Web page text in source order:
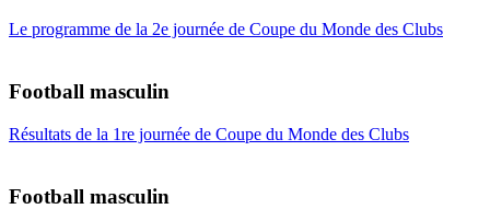
Le programme de la 2e journée de Coupe du Monde des Clubs
Football masculin
Résultats de la 1re journée de Coupe du Monde des Clubs
Football masculin